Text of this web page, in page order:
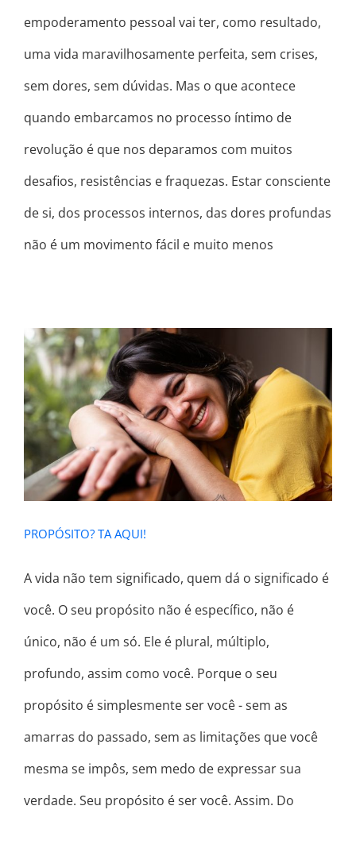
empoderamento pessoal vai ter, como resultado,
uma vida maravilhosamente perfeita, sem crises,
sem dores, sem dúvidas. Mas o que acontece
quando embarcamos no processo íntimo de
revolução é que nos deparamos com muitos
desafios, resistências e fraquezas. Estar consciente
de si, dos processos internos, das dores profundas
não é um movimento fácil e muito menos
PROPÓSITO? TA AQUI!
PROPÓSITO? TA AQUI!
A vida não tem significado, quem dá o significado é
você. O seu propósito não é específico, não é
único, não é um só. Ele é plural, múltiplo,
profundo, assim como você. Porque o seu
propósito é simplesmente ser você - sem as
amarras do passado, sem as limitações que você
mesma se impôs, sem medo de expressar sua
verdade. Seu propósito é ser você. Assim. Do